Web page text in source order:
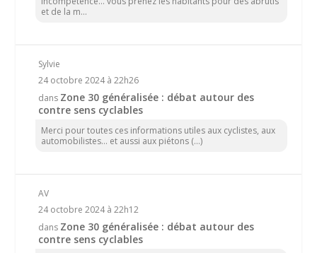
et de la m...
Sylvie
24 octobre 2024 à 22h26
dans Zone 30 généralisée : débat autour des
contre sens cyclables
Merci pour toutes ces informations utiles aux cyclistes, aux
automobilistes... et aussi aux piétons (...)
AV
24 octobre 2024 à 22h12
dans Zone 30 généralisée : débat autour des
contre sens cyclables